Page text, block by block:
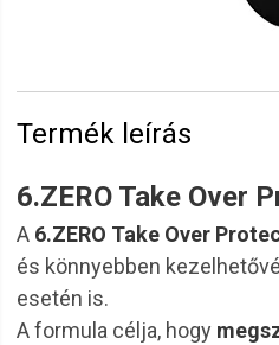
Termék leírás
6.ZERO Take Over
A 6.ZERO Take Over
és könnyebben
esetén is.
A formula célja, hogy